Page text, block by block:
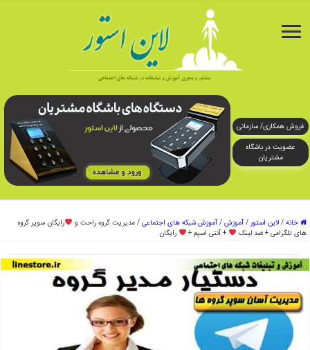
فروش همکاری/ سازمانی
عضویت در باشگاه
مشتریان
خانه / لاین استور / آموزش / آموزش شبکه های اجتماعی / مدیریت گروه راحت و
رایگان سوپر گروه
های تلگرامی + ضد لینک
+ آنتی اسپم + رایگان